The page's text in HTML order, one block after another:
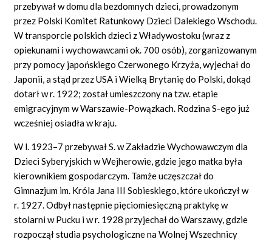
przebywał w domu dla bezdomnych dzieci, prowadzonym
przez Polski Komitet Ratunkowy Dzieci Dalekiego Wschodu.
W transporcie polskich dzieci z Władywostoku (wraz z
opiekunami i wychowawcami ok. 700 osób), zorganizowanym
przy pomocy japońskiego Czerwonego Krzyża, wyjechał do
Japonii, a stąd przez USA i Wielką Brytanię do Polski, dokąd
dotarł w r. 1922; został umieszczony na tzw. etapie
emigracyjnym w Warszawie-Powązkach. Rodzina S-ego już
wcześniej osiadła w kraju.
W l. 1923–7 przebywał S. w Zakładzie Wychowawczym dla
Dzieci Syberyjskich w Wejherowie, gdzie jego matka była
kierownikiem gospodarczym. Tamże uczęszczał do
Gimnazjum im. Króla Jana III Sobieskiego, które ukończył w
r. 1927. Odbył następnie pięciomiesięczną praktykę w
stolarni w Pucku i w r. 1928 przyjechał do Warszawy, gdzie
rozpoczął studia psychologiczne na Wolnej Wszechnicy